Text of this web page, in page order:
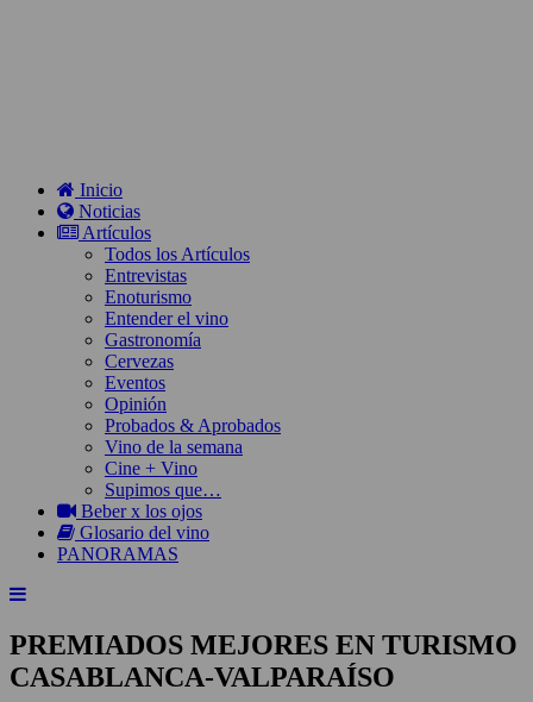
Inicio
Noticias
Artículos
Todos los Artículos
Entrevistas
Enoturismo
Entender el vino
Gastronomía
Cervezas
Eventos
Opinión
Probados & Aprobados
Vino de la semana
Cine + Vino
Supimos que…
Beber x los ojos
Glosario del vino
PANORAMAS
PREMIADOS MEJORES EN TURISMO
CASABLANCA-VALPARAÍSO